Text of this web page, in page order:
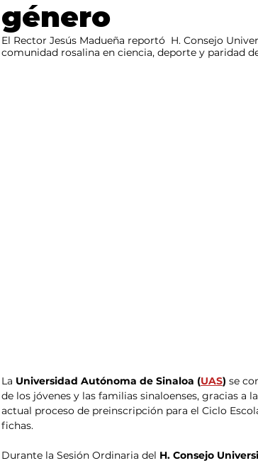
género
El Rector Jesús Madueña reportó  H. Consejo
comunidad rosalina en ciencia, deporte y paridad
La Universidad Autónoma de Sinaloa (UAS) se
de los jóvenes y las familias sinaloenses, gracias a
actual proceso de preinscripción para el Ciclo
fichas.
Durante la Sesión Ordinaria del H. Consejo